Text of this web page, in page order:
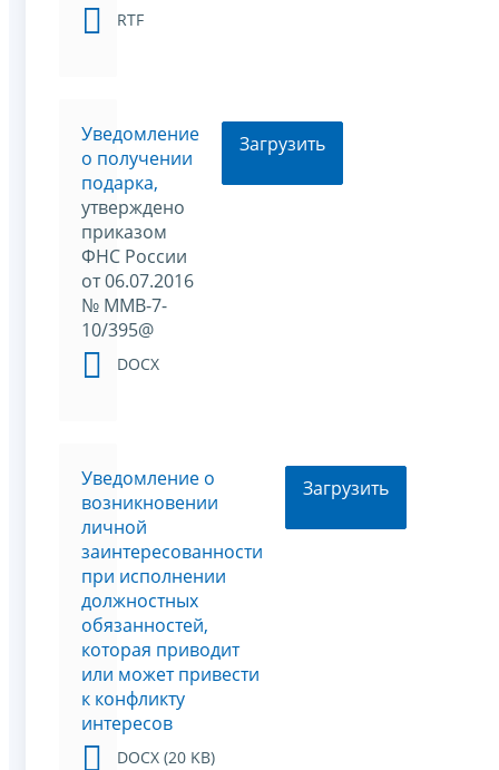
RTF
Уведомление
о получении
подарка,
утверждено
приказом
ФНС России
от 06.07.2016
№ ММВ-7-
10/395@
DOCX
Загрузить
Уведомление о
возникновении
личной
заинтересованности
при исполнении
должностных
обязанностей,
которая приводит
или может привести
к конфликту
интересов
DOCX (20 KB)
Загрузить